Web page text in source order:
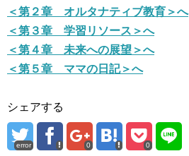
＜第２章 オルタナティブ教育＞へ
＜第３章 学習リソース＞へ
＜第４章 未来への展望＞へ
＜第５章 ママの日記＞へ
シェアする
error 0 0